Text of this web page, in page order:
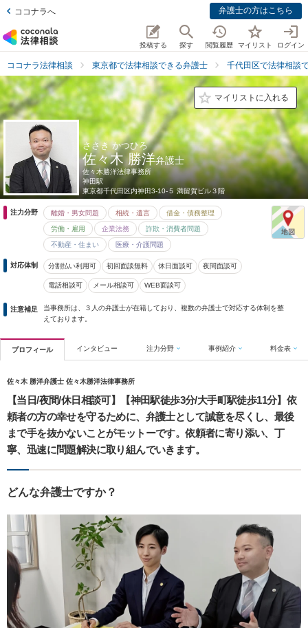
ココナラへ 弁護士の方はこちら
投稿する 探す 閲覧履歴 マイリスト ログイン
ココナラ法律相談 東京都で法律相談できる弁護士 千代田区で法律相談
マイリストに入れる
ささき かつひろ
佐々木 勝洋弁護士
佐々木勝洋法律事務所
神田駅
東京都千代田区内神田3-10-５ 満留賀ビル３階
注力分野 離婚・男女問題 相続・遺言 借金・債務整理
労働・雇用 企業法務 詐欺・消費者問題
不動産・住まい 医療・介護問題
対応体制 分割払い利用可 初回面談無料 休日面談可 夜間面談可
電話相談可 メール相談可 WEB面談可
注意補足
当事務所は、３人の弁護士が在籍しており、複数の弁護士で対応する体制を整
えております。
プロフィール インタビュー 注力分野 事例紹介 料金表
佐々木 勝洋弁護士 佐々木勝洋法律事務所
【当日/夜間/休日相談可】【神田駅徒歩3分/大手町駅徒歩11分】依
頼者の方の幸せを守るために、弁護士として誠意を尽くし、最後
まで手を抜かないことがモットーです。依頼者に寄り添い、丁
寧、迅速に問題解決に取り組んでいきます。
どんな弁護士ですか？